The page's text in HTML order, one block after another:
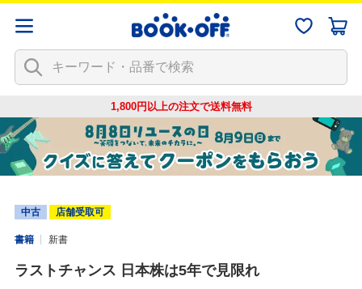
1,800円以上の注文で送料無料
中古 店舗受取可
書籍 新書
ラストチャンス 日本株は5年で見限れ